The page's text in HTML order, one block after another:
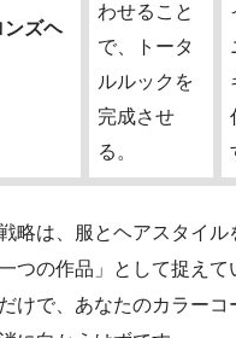
ンズヘ
わせること
で、トータ
ルルックを
完成させ
る。
略は、服とヘアスタイル
つの作品」として捉え
けで、あなたのカラーコ